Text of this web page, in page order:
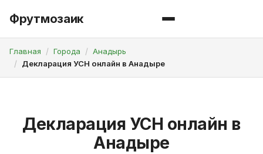
Фрутмозаик
Главная Города
Анадырь
Декларация УСН онлайн в Анадыре
Декларация УСН онлайн в
Анадыре